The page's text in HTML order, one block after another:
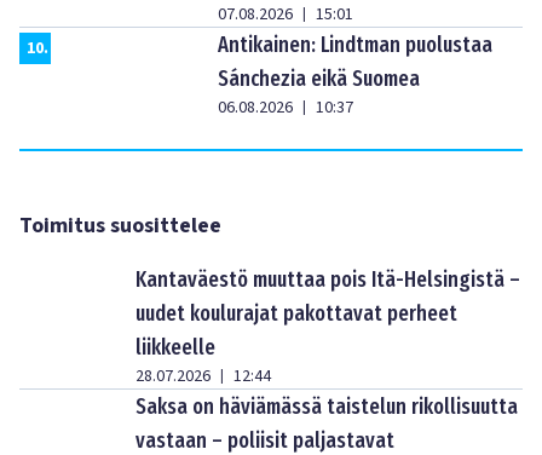
07.08.2026 | 15:01
10.
Antikainen: Lindtman puolustaa
Sánchezia eikä Suomea
06.08.2026 | 10:37
Toimitus suosittelee
Kantaväestö muuttaa pois Itä-Helsingistä –
uudet koulurajat pakottavat perheet
liikkeelle
28.07.2026 | 12:44
Saksa on häviämässä taistelun rikollisuutta
vastaan – poliisit paljastavat